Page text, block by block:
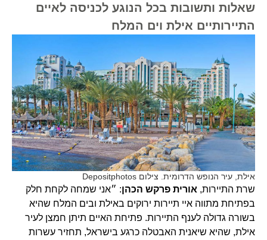
שאלות ותשובות בכל הנוגע לכניסה לאיים
התיירותיים אילת וים המלח
אילת, עיר הנופש הדרומית. צילום Depositphotos
שרת התיירות, אורית פרקש הכהן: ״אני שמחה לקחת חלק
בפתיחת מתווה איי תיירות ירוקים באילת ובים המלח שהיא
בשורה גדולה לענף התיירות. פתיחת האיים תיתן חמצן לעיר
אילת, שהיא שיאנית האבטלה כרגע בישראל, תחזיר עשרות